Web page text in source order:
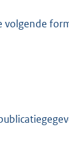
volgende